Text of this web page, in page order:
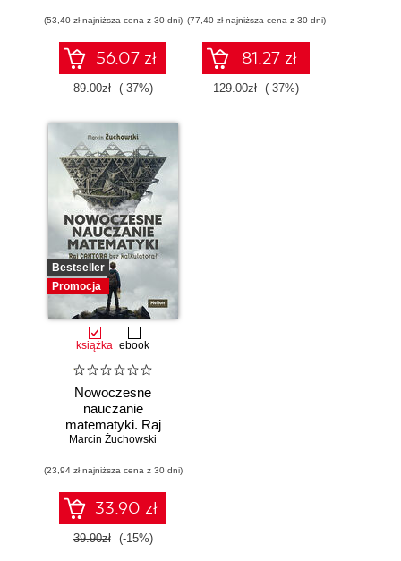
(53,40 zł najniższa cena z 30 dni)
56.07 zł
89.00zł (-37%)
(77,40 zł najniższa cena z 30 dni)
81.27 zł
129.00zł (-37%)
Bestseller
Promocja
książka ebook
Nowoczesne
nauczanie
matematyki. Raj
Cantora bez
Marcin Żuchowski
(23,94 zł najniższa cena z 30 dni)
33.90 zł
39.90zł (-15%)